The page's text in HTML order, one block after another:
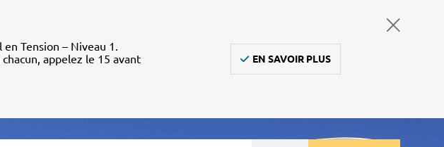
Tension – Niveau 1.
appelez le 15 avant
EN SAVOIR PLUS